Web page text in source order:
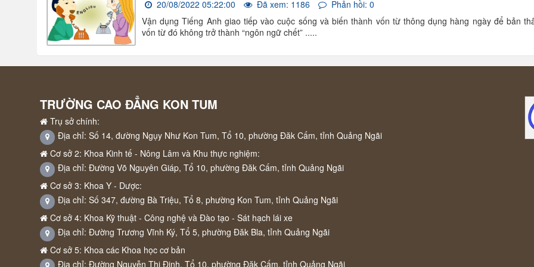
20/08/2022 05:22:00 Đã xem: 1186
Phản hồi: 0
Vận dụng Tiếng Anh giao tiếp vào cuộc sống và biến thành vốn từ thông dụng hàng ngày để bản
vốn từ đó không trở thành “ngôn ngữ chết” .....
TRƯỜNG CAO ĐẲNG KON TUM
Trụ sở chính:
Địa chỉ: Số 14, đường Ngụy Như Kon Tum, Tổ 10, phường Đăk Cấm, tỉnh Quảng Ngãi
Cơ sở 2: Khoa Kinh tế - Nông Lâm và Khu thực nghiệm:
Địa chỉ: Đường Võ Nguyên Giáp, Tổ 10, phường Đăk Cấm, tỉnh Quảng Ngãi
Cơ sở 3: Khoa Y - Dược:
Địa chỉ: Số 347, đường Bà Triệu, Tổ 8, phường Kon Tum, tỉnh Quảng Ngãi
Cơ sở 4: Khoa Kỹ thuật - Công nghệ và Đào tạo - Sát hạch lái xe
Địa chỉ: Đường Trương Vĩnh Ký, Tổ 5, phường Đăk Bla, tỉnh Quảng Ngãi
Cơ sở 5: Khoa các Khoa học cơ bản
Địa chỉ: Đường Nguyễn Thị Định, Tổ 10, phường Đăk Cấm, tỉnh Quảng Ngãi